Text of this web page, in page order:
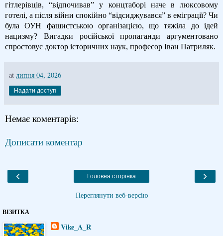
гітлерівців, “відпочивав” у концтаборі наче в люксовому
готелі, а після війни спокійно “відсиджувався” в еміграції? Чи
була ОУН фашистською організацією, що тяжіла до ідей
нацизму? Вигадки російської пропаганди аргументовано
спростовує доктор історичних наук, професор Іван Патриляк.
at липня 04, 2026
Надати доступ
Немає коментарів:
Дописати коментар
‹ ›
Головна сторінка
Переглянути веб-версію
ВІЗИТКА
Vike_A_R